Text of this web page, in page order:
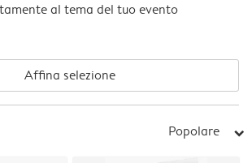
al tema del tuo evento
Affina selezione
Popolare arrow_right